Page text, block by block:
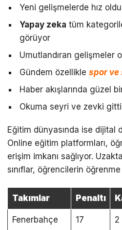
Yeni gelişmelerde hız
Yapay zeka tüm
görüyor
Umutlandıran gelişmeler
Gündem özellikle spor ve
Haber akışlarında güzel
Okuma seyri ve zevki
Eğitim dünyasında ise dijital
Online eğitim platformları,
erişim imkanı sağlıyor.
sınıflar, öğrencilerin
Takımlar Penaltı
Fenerbahçe 17 2